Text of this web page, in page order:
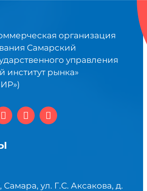
организация
Самарский
управления
рынка»
Самара, ул. Г.С. Аксакова, д.